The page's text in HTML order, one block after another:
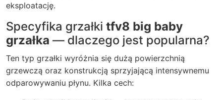
eksploatację.
Specyfika grzałki tfv8 big baby
grzałka — dlaczego jest popularna?
Ten typ grzałki wyróżnia się dużą powierzchnią
grzewczą oraz konstrukcją sprzyjającą intensywnemu
odparowywaniu płynu. Kilka cech: